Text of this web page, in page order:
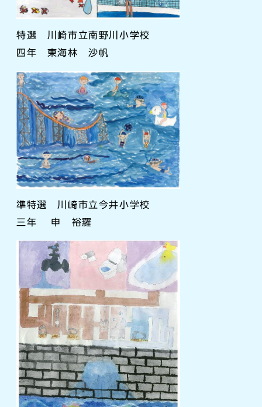
特選 川崎市立南野川小学校
四年 東海林 沙帆
準特選 川崎市立今井小学校
三年 申 裕羅